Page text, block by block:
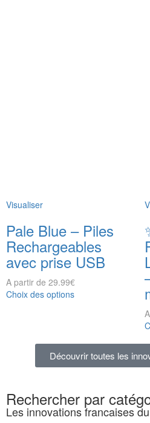
Visualiser
Pale Blue – Piles
Rechargeables
avec prise USB
A partir de 29.99€
Choix des options
Découvrir toutes les
Rechercher par
Les innovations francaises